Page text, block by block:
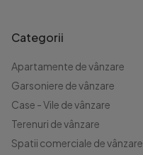
Categorii
Apartamente de vânzare
Garsoniere de vânzare
Case - Vile de vânzare
Terenuri de vânzare
Spatii comerciale de vânzare